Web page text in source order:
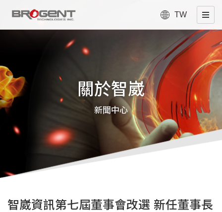
TW
關於智崴
新聞中心
智崴資訊第七屆董事會改選 新任董事長